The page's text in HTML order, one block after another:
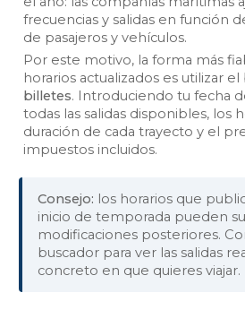
frecuencias y salidas en función
de pasajeros y vehículos.
Por este motivo, la forma más
horarios actualizados es utilizar el
billetes. Introduciendo tu fecha
todas las salidas disponibles, los
duración de cada trayecto y el
impuestos incluidos.
Consejo: los horarios que
inicio de temporada pueden
modificaciones posteriores.
buscador para ver las salidas
concreto en que quieres viajar.